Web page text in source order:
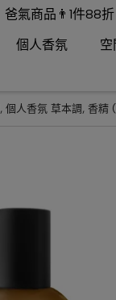
爸氣商品👨1件88折
個人香氛 空
, 個人香氛 草本調, 香精